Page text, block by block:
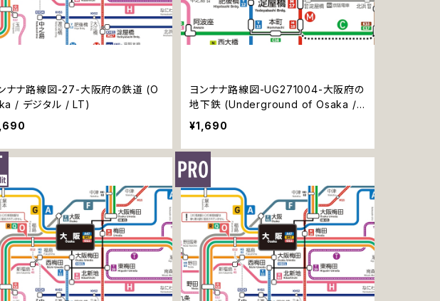
ナナ路線図-27-大阪府の鉄道 (O
/ デジタル / LT)
ヨンナナ路線図-UG271004-大阪府の
地下鉄 (Underground of Osaka /
デジタル / LT)
¥1,690